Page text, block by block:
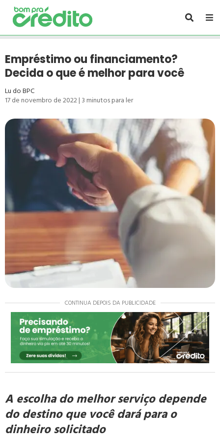
Empréstimo ou financiamento?
Decida o que é melhor para você
Lu do BPC
17 de novembro de 2022| 3minutos para ler
CONTINUA DEPOIS DA PUBLICIDADE
A escolha do melhor serviço depende
do destino que você dará para o
dinheiro solicitado